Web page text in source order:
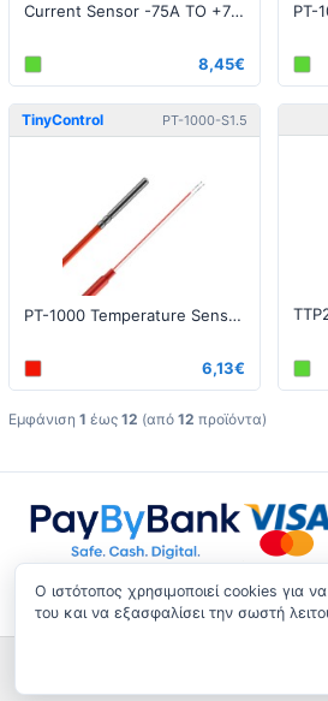
Current Sensor -75A TO +75A
8,45€
TinyControl PT-1000-S1.5
PT-1000 Temperature Sensor - Silicon 1.5m
6,13€
Εμφάνιση 1 έως 12 (από 12 προϊόντα)
O ιστότοπος χρησιμοποιεί cookies για
του και να εξασφαλίσει την σωστή